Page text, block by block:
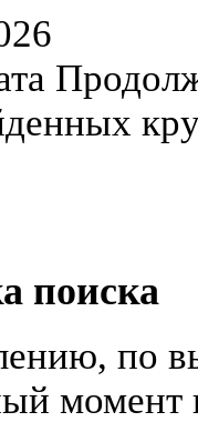
поиска
по
момент